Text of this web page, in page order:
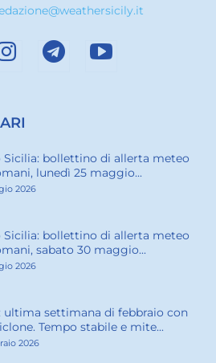
Sicilia: bollettino di allerta meteo
lunedì 25 maggio...
2026
Sicilia: bollettino di allerta meteo
sabato 30 maggio...
2026
ultima settimana di febbraio con
Tempo stabile e mite...
2026